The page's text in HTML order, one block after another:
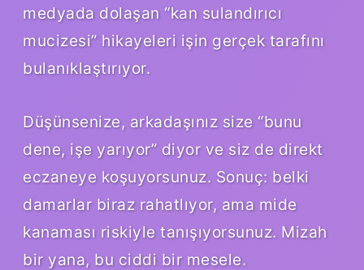
medyada dolaşan “kan sulandırıcı
mucizesi” hikayeleri işin gerçek tarafını
bulanıklaştırıyor.
Düşünsenize, arkadaşınız size “bunu
dene, işe yarıyor” diyor ve siz de direkt
eczaneye koşuyorsunuz. Sonuç: belki
damarlar biraz rahatlıyor, ama mide
kanaması riskiyle tanışıyorsunuz. Mizah
bir yana, bu ciddi bir mesele.